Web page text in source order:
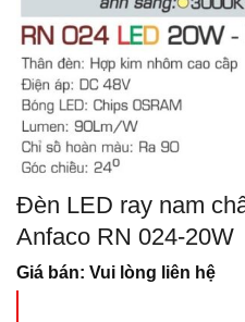
Đèn LED ray nam
Anfaco RN 024-20W
Giá bán: Vui lòng liên hệ